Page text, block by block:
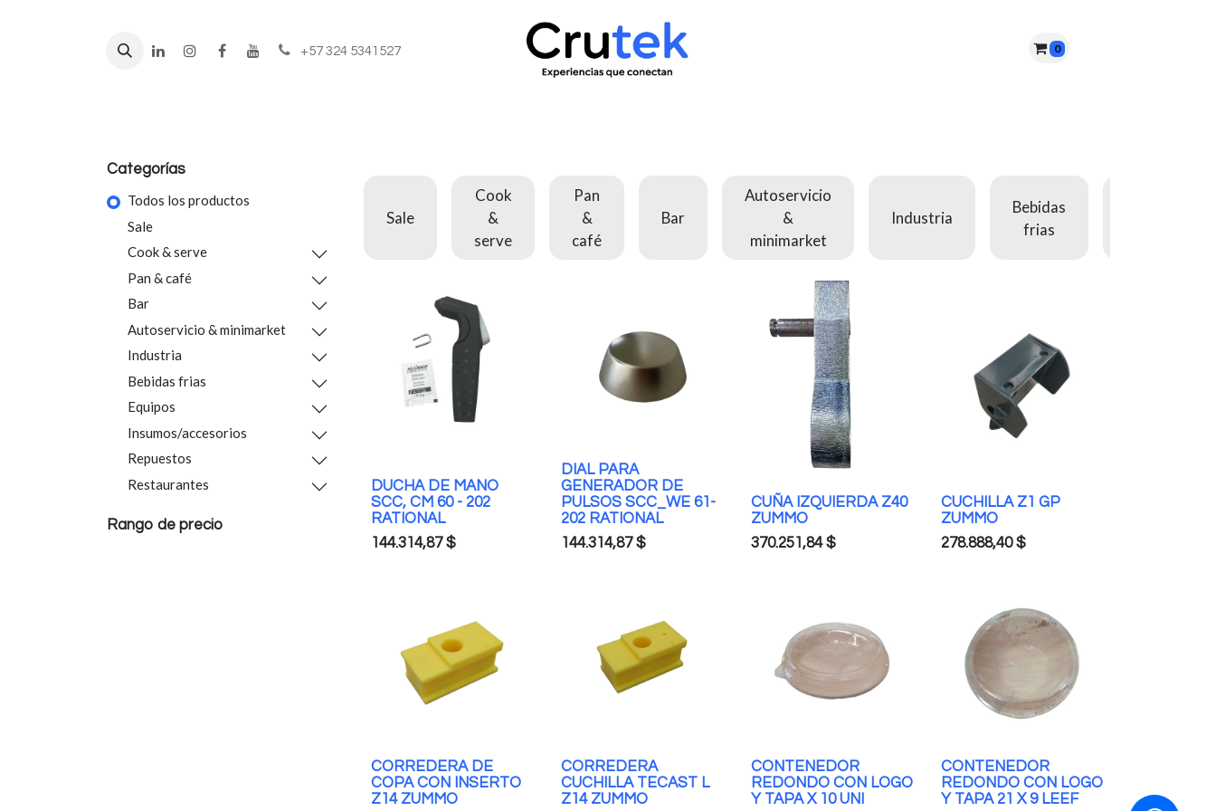
+57 324 5341527 0
Categorías
Todos los productos
Sale
Cook & serve
Pan & café
Bar
Autoservicio & minimarket
Industria
Bebidas frias
Equipos
Insumos/accesorios
Repuestos
Restaurantes
Rango de precio
Sale
Cook
&
serve
Pan
&
café
Bar
Autoservicio
&
minimarket
Industria
Bebidas
frias
DUCHA DE MANO
SCC, CM 60 - 202
RATIONAL
144.314,87$
DIAL PARA
GENERADOR DE
PULSOS SCC_WE 61-
202 RATIONAL
144.314,87$
CUÑA IZQUIERDA Z40
ZUMMO
370.251,84$
CUCHILLA Z1 GP
ZUMMO
278.888,40$
CORREDERA DE
COPA CON INSERTO
Z14 ZUMMO
CORREDERA
CUCHILLA TECAST L
Z14 ZUMMO
CONTENEDOR
REDONDO CON LOGO
Y TAPA X 10 UNI
CONTENEDOR
REDONDO CON LOGO
Y TAPA 21 X 9 LEEF